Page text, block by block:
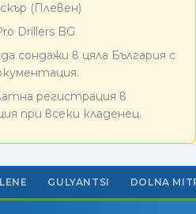
(Плевен)
Drillers BG
сондажи в цяла България с
регистрация в
при всеки кладенец.
GULYANTSI DOLNA